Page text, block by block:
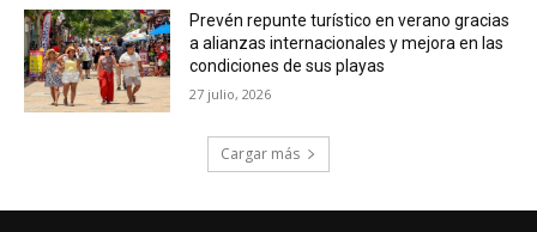
Prevén repunte turístico en verano gracias
a alianzas internacionales y mejora en las
condiciones de sus playas
27 julio, 2026
Cargar más